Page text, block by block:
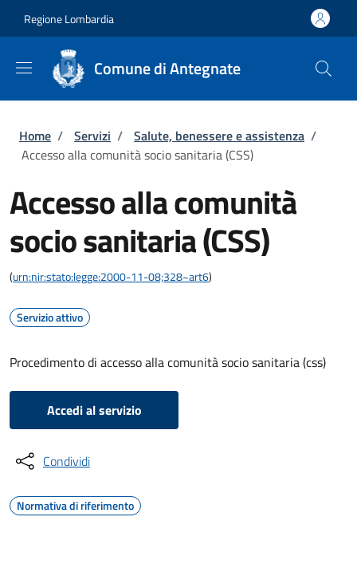
Regione Lombardia
Comune di Antegnate
Briciole di pane
Home / Servizi / Salute, benessere e assistenza /
Accesso alla comunità socio sanitaria (CSS)
Accesso alla comunità
socio sanitaria (CSS)
(urn:nir:stato:legge:2000-11-08;328~art6)
Servizio attivo
Procedimento di accesso alla comunità socio sanitaria (css)
Accedi al servizio
Condividi
Normativa di riferimento